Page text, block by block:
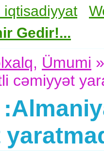
iqtisadiyyat
Gedir!...
, Ümumi
cəmiyyət